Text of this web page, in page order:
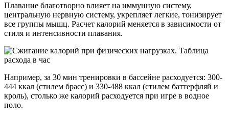
Плавание благотворно влияет на иммунную систему,
центральную нервную систему, укрепляет легкие, тонизирует
все группы мышц. Расчет калорий меняется в зависимости от
стиля и интенсивности плавания.
Например, за 30 мин тренировки в бассейне расходуется: 300-
444 ккал (стилем брасс) и 330-488 ккал (стилем баттерфляй и
кроль), столько же калорий расходуется при игре в водное
поло.